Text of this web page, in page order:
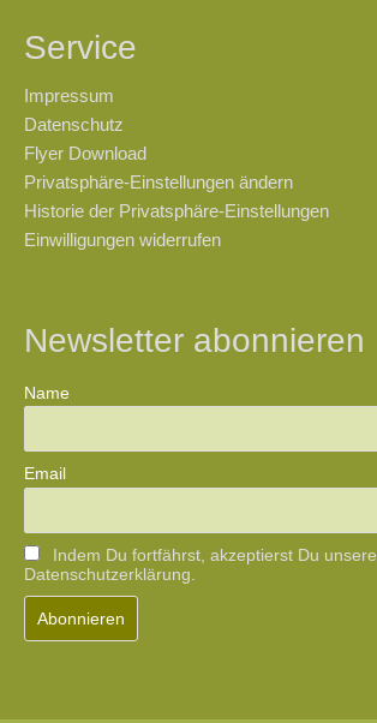
Service
Impressum
Datenschutz
Flyer Download
Privatsphäre-Einstellungen ändern
Historie der Privatsphäre-Einstellungen
Einwilligungen widerrufen
Newsletter abonnieren
Name
Email
Indem Du fortfährst, akzeptierst Du unsere
Datenschutzerklärung.